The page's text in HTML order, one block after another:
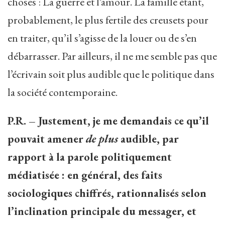
probablement, le plus fertile des creusets pour
en traiter, qu’il s’agisse de la louer ou de s’en
débarrasser. Par ailleurs, il ne me semble pas que
l’écrivain soit plus audible que le politique dans
la société contemporaine.
P.R. – Justement, je me demandais ce qu’il
pouvait amenerde plusaudible, par
rapport à la parole politiquement
médiatisée : en général, des faits
sociologiques chiffrés, rationnalisés selon
l’inclination principale du messager, et